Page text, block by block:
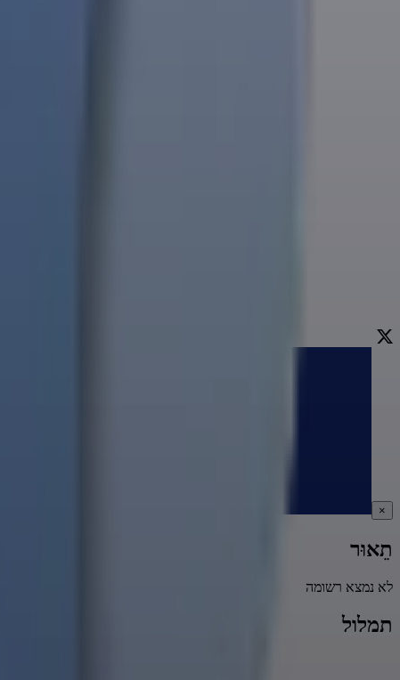
×
תֵאוּר
לא נמצא רשומה
תמלול